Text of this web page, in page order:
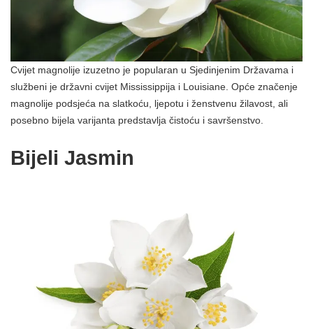
Cvijet magnolije izuzetno je popularan u Sjedinjenim Državama i
službeni je državni cvijet Mississippija i Louisiane. Opće značenje
magnolije podsjeća na slatkoću, ljepotu i ženstvenu žilavost, ali
posebno bijela varijanta predstavlja čistoću i savršenstvo.
Bijeli Jasmin